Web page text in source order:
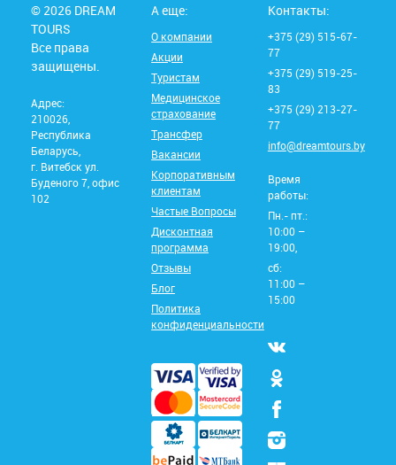
© 2026 DREAM
TOURS
Все права
защищены.
Адрес:
210026,
Республика
Беларусь,
г. Витебск ул.
Буденого 7, офис
102
А еще:
О компании
Акции
Туристам
Медицинское
страхование
Трансфер
Вакансии
Корпоративным
клиентам
Частые Вопросы
Дисконтная
программа
Отзывы
Блог
Политика
конфиденциальности
Контакты:
+375 (29) 515-67-
77
+375 (29) 519-25-
83
+375 (29) 213-27-
77
info@dreamtours.by
Время
работы:
Пн.- пт.:
10:00 –
19:00,
сб:
11:00 –
15:00